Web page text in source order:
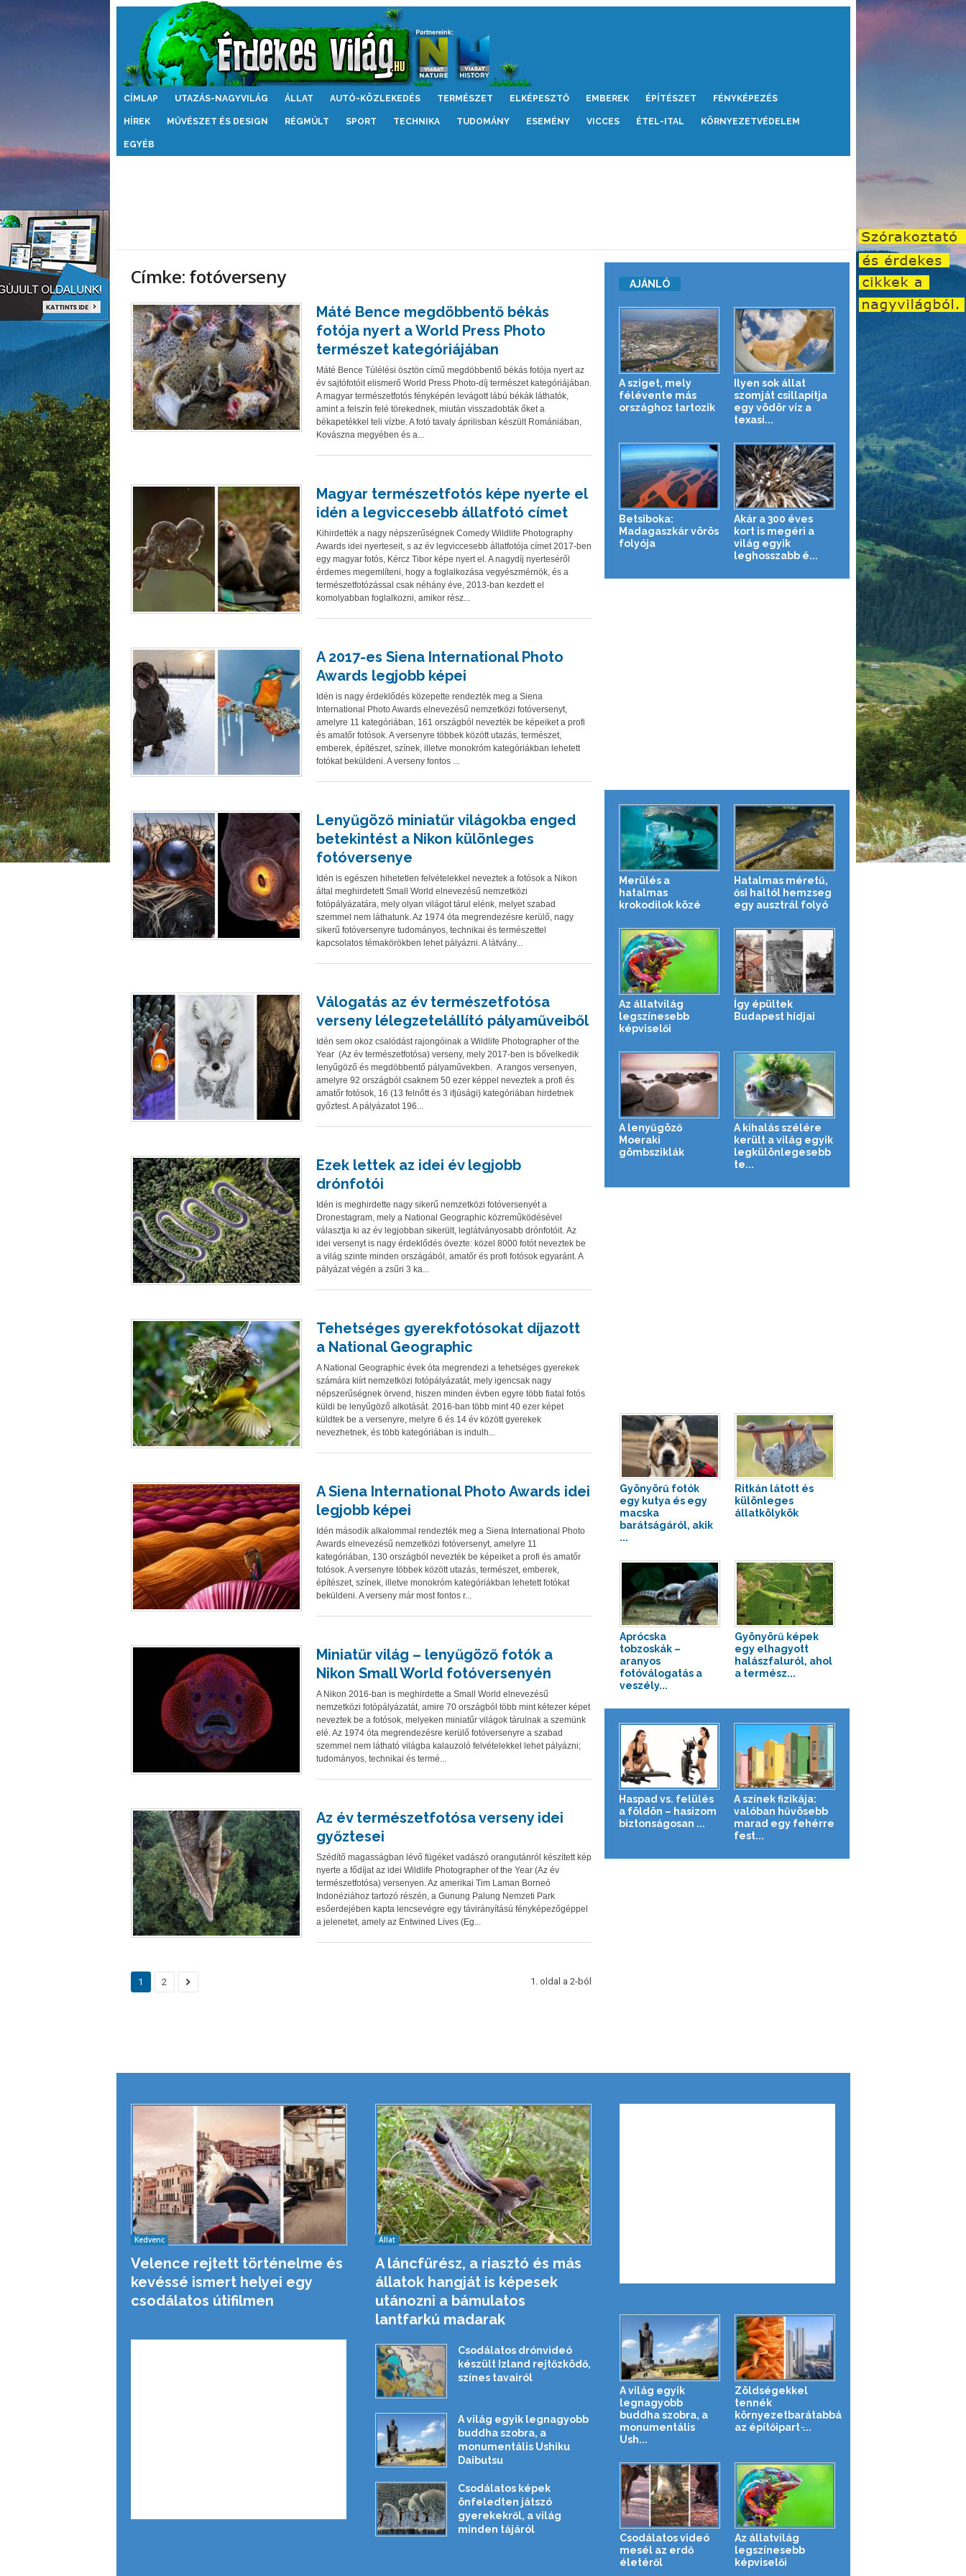
Érdekes
CÍMLAP UTAZÁS-NAGYVILÁG ÁLLAT AUTÓ-KÖZLEKEDÉS TERMÉSZET ELKÉPESZTŐ EMBEREK ÉPÍTÉSZET FÉNYKÉPEZÉS
HÍREK MŰVÉSZET ÉS DESIGN RÉGMÚLT SPORT TECHNIKA TUDOMÁNY ESEMÉNY VICCES ÉTEL-ITAL KÖRNYEZETVÉDELEM
EGYÉB
Címke: fotóverseny
Máté Bence megdöbbentő békás
fotója nyert a World Press Photo
természet kategóriájában
Máté Bence Túlélési ösztön című megdöbbentő békás fotója nyert az
év sajtófotóit elismerő World Press Photo-díj természet kategóriájában.
A magyar természetfotós fényképén levágott lábú békák láthatók,
amint a felszín felé törekednek, miután visszadobták őket a
békapetékkel teli vízbe. A fotó tavaly áprilisban készült Romániában,
Kovászna megyében és a...
Magyar természetfotós képe nyerte el
idén a legviccesebb állatfotó címet
Kihirdették a nagy népszerűségnek Comedy Wildlife Photography
Awards idei nyerteseit, s az év legviccesebb állatfotója címet 2017-ben
egy magyar fotós, Kércz Tibor képe nyert el. A nagydíj nyerteséről
érdemes megemlíteni, hogy a foglalkozása vegyészmérnök, és a
természetfotózással csak néhány éve, 2013-ban kezdett el
komolyabban foglalkozni, amikor rész...
A 2017-es Siena International Photo
Awards legjobb képei
Idén is nagy érdeklődés közepette rendezték meg a Siena
International Photo Awards elnevezésű nemzetközi fotóversenyt,
amelyre 11 kategóriában, 161 országból nevezték be képeiket a profi
és amatőr fotósok. A versenyre többek között utazás, természet,
emberek, építészet, színek, illetve monokróm kategóriákban lehetett
fotókat beküldeni. A verseny fontos ...
Lenyűgöző miniatűr világokba enged
betekintést a Nikon különleges
fotóversenye
Idén is egészen hihetetlen felvételekkel neveztek a fotósok a Nikon
által meghirdetett Small World elnevezésű nemzetközi
fotópályázatára, mely olyan világot tárul elénk, melyet szabad
szemmel nem láthatunk. Az 1974 óta megrendezésre kerülő, nagy
sikerű fotóversenyre tudományos, technikai és természettel
kapcsolatos témakörökben lehet pályázni. A látvány...
Válogatás az év természetfotósa
verseny lélegzetelállító pályaműveiből
Idén sem okoz csalódást rajongóinak a Wildlife Photographer of the
Year (Az év természetfotósa) verseny, mely 2017-ben is bővelkedik
lenyűgöző és megdöbbentő pályaművekben. A rangos versenyen,
amelyre 92 országból csaknem 50 ezer képpel neveztek a profi és
amatőr fotósok, 16 (13 felnőtt és 3 ifjúsági) kategóriában hirdetnek
győztest. A pályázatot 196...
Ezek lettek az idei év legjobb
drónfotói
Idén is meghirdette nagy sikerű nemzetközi fotóversenyét a
Dronestagram, mely a National Geographic közreműködésével
választja ki az év legjobban sikerült, leglátványosabb drónfotóit. Az
idei versenyt is nagy érdeklődés övezte: közel 8000 fotót neveztek be
a világ szinte minden országából, amatőr és profi fotósok egyaránt. A
pályázat végén a zsűri 3 ka...
Tehetséges gyerekfotósokat díjazott
a National Geographic
A National Geographic évek óta megrendezi a tehetséges gyerekek
számára kiírt nemzetközi fotópályázatát, mely igencsak nagy
népszerűségnek örvend, hiszen minden évben egyre több fiatal fotós
küldi be lenyűgöző alkotását. 2016-ban több mint 40 ezer képet
küldtek be a versenyre, melyre 6 és 14 év között gyerekek
nevezhetnek, és több kategóriában is indulh...
A Siena International Photo Awards idei
legjobb képei
Idén második alkalommal rendezték meg a Siena International Photo
Awards elnevezésű nemzetközi fotóversenyt, amelyre 11
kategóriában, 130 országból nevezték be képeiket a profi és amatőr
fotósok. A versenyre többek között utazás, természet, emberek,
építészet, színek, illetve monokróm kategóriákban lehetett fotókat
beküldeni. A verseny már most fontos r...
Miniatűr világ – lenyűgöző fotók a
Nikon Small World fotóversenyén
A Nikon 2016-ban is meghirdette a Small World elnevezésű
nemzetközi fotópályázatát, amire 70 országból több mint kétezer képet
neveztek be a fotósok, melyeken miniatűr világok tárulnak a szemünk
elé. Az 1974 óta megrendezésre kerülő fotóversenyre a szabad
szemmel nem látható világba kalauzoló felvételekkel lehet pályázni;
tudományos, technikai és termé...
Az év természetfotósa verseny idei
győztesei
Szédítő magasságban lévő fügéket vadászó orangutánról készített kép
nyerte a fődíjat az idei Wildlife Photographer of the Year (Az év
természetfotósa) versenyen. Az amerikai Tim Laman Borneó
Indonéziához tartozó részén, a Gunung Palung Nemzeti Park
esőerdejében kapta lencsevégre egy távirányítású fényképezőgéppel
a jelenetet, amely az Entwined Lives (Eg...
1 2 1. oldal a 2-ból
AJÁNLÓ
A sziget, mely
félévente más
országhoz tartozik
Ilyen sok állat
szomját csillapítja
egy vödör víz a
texasi...
Betsiboka:
Madagaszkár vörös
folyója
Akár a 300 éves
kort is megéri a
világ egyik
leghosszabb é...
Merülés a
hatalmas
krokodilok közé
Hatalmas méretű,
ősi haltól hemzseg
egy ausztrál folyó
Az állatvilág
legszínesebb
képviselői
Így épültek
Budapest hídjai
A lenyűgöző
Moeraki
gömbsziklák
A kihalás szélére
került a világ egyik
legkülönlegesebb
te...
Gyönyörű fotók
egy kutya és egy
macska
barátságáról, akik
...
Ritkán látott és
különleges
állatkölykök
Aprócska
tobzoskák –
aranyos
fotóválogatás a
veszély...
Gyönyörű képek
egy elhagyott
halászfaluról, ahol
a termész...
Haspad vs. felülés
a földön – hasizom
biztonságosan ...
A színek fizikája:
valóban hűvösebb
marad egy fehérre
fest...
Kedvenc
Velence rejtett történelme és
kevéssé ismert helyei egy
csodálatos útifilmen
Állat
A láncfűrész, a riasztó és más
állatok hangját is képesek
utánozni a bámulatos
lantfarkú madarak
Csodálatos drónvideó
készült Izland rejtőzködő,
színes tavairól
A világ egyik legnagyobb
buddha szobra, a
monumentális Ushiku
Daibutsu
Csodálatos képek
önfeledten játszó
gyerekekről, a világ
minden tájáról
A világ egyik
legnagyobb
buddha szobra, a
monumentális
Ush...
Zöldségekkel
tennék
környezetbarátabbá
az építőipart ̵...
Csodálatos videó
mesél az erdő
életéről
Az állatvilág
legszínesebb
képviselői